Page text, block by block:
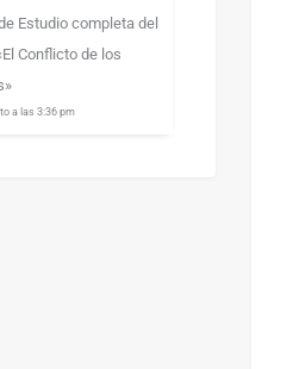
Estudio completa del
Conflicto de los
a las 3:36 pm